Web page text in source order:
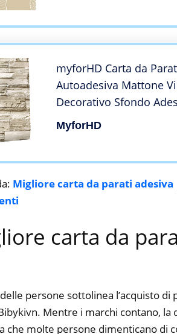
myforHD Carta da
Autoadesiva Mattone
Decorativo Sfondo
Finta Pietra Carta da
Mattoni Pellicola
MyforHD
Migliore carta da parati adesiva
carta da
persone sottolinea l’acquisto
Mentre i marchi contano, la
che molte persone dimenticano di